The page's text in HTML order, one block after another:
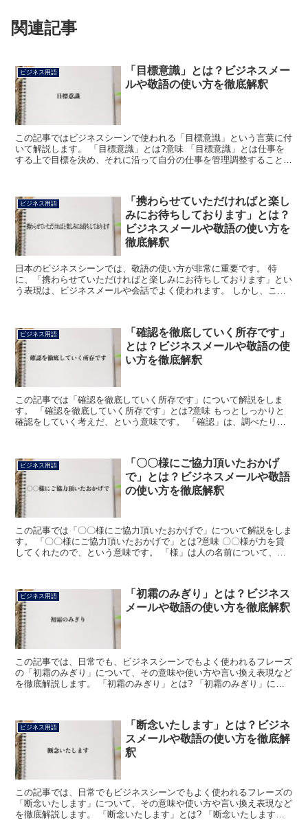
関連記事
ビジネス用語
「目標意識」とは？ビジネスメー
ルや敬語の使い方を徹底解釈
この記事ではビジネスシーンで使われる「目標意識」という言葉に付
いて解説します。 「目標意識」とは?意味 「目標意識」とは仕事を
する上で目標を決め、それに沿って自分の仕事を管理調整することで
ビジネス用語
「携わらせていただければと楽し
みにお待ちしております」とは？
ビジネスメールや敬語の使い方を
徹底解釈
日本のビジネスシーンでは、敬語の使い方が非常に重要です。 特
に、「携わらせていただければと楽しみにお待ちしております」とい
う表現は、ビジネスメールや会話でよく使われます。 しかし、この
ビジネス用語
「確認を徹底していく所存です」
とは？ビジネスメールや敬語の使
い方を徹底解釈
この記事では「確認を徹底していく所存です」について解説をしま
す。 「確認を徹底していく所存です」とは?意味 もっとしっかりと
確認をしていく考えだ、という意味です。 「確認」は、調べたり尋
ビジネス用語
「〇〇様にご協力頂いたおかげ
で」とは？ビジネスメールや敬語
の使い方を徹底解釈
この記事では「〇〇様にご協力頂いたおかげで」について解説をしま
す。 「〇〇様にご協力頂いたおかげで」とは?意味 〇〇様が力を貸
してくれたので、という意味です。 「様」は人の名前について、そ
ビジネス用語
「初霜のみぎり」とは？ビジネス
メールや敬語の使い方を徹底解釈
この記事では、日常でも、ビジネスシーンでもよく使われるフレーズ
の「初霜のみぎり」について、その意味や使い方や言い換え表現など
を徹底解説します。 「初霜のみぎり」とは? 「初霜のみぎり」にお
ビジネス用語
「断念いたします」とは？ビジネ
スメールや敬語の使い方を徹底解
釈
この記事では、日常でもビジネスシーンでもよく使われるフレーズの
「断念いたします」について、その意味や使い方や言い換え表現など
を徹底解説します。 「断念いたします」とは? 「断念いたします」